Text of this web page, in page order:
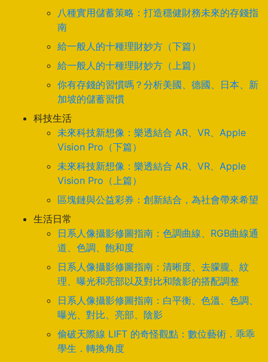
八種實用儲蓄策略：打造穩健財務未來的存錢指
南
給一般人的十種理財妙方（下篇）
給一般人的十種理財妙方（上篇）
你有存錢的習慣嗎？分析美國、德國、日本、新
加坡的儲蓄習慣
科技生活
未來科技新想像：樂透結合 AR、VR、Apple
Vision Pro（下篇）
未來科技新想像：樂透結合 AR、VR、Apple
Vision Pro（上篇）
區塊鏈與公益彩券：創新結合，為社會帶來希望
生活日常
日系人像攝影修圖指南：色調曲線、RGB曲線通
道、色調、飽和度
日系人像攝影修圖指南：清晰度、去朦朧、紋
理、曝光和亮部以及對比和陰影的搭配調整
日系人像攝影修圖指南：白平衡、色溫、色調、
曝光、對比、亮部、陰影
偷破天際線 LIFT 的奇怪觀點：數位藝術．乖乖
學生．轉換角度